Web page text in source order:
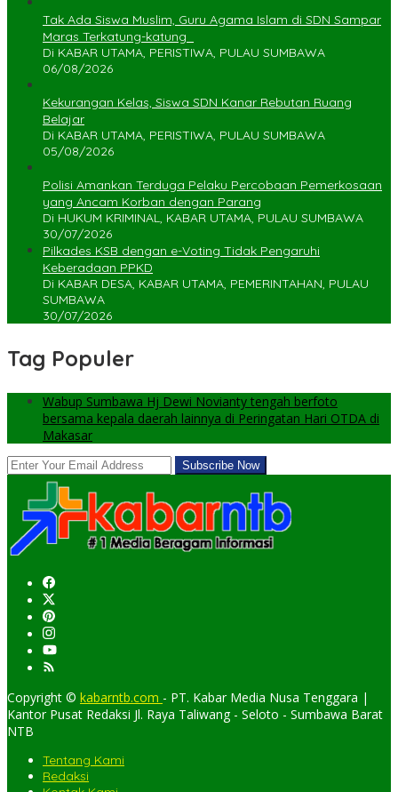
Tak Ada Siswa Muslim, Guru Agama Islam di SDN Sampar
Maras Terkatung-katung ‎
Di KABAR UTAMA, PERISTIWA, PULAU SUMBAWA
06/08/2026
Kekurangan Kelas, Siswa SDN Kanar Rebutan Ruang
Belajar
Di KABAR UTAMA, PERISTIWA, PULAU SUMBAWA
05/08/2026
Polisi Amankan Terduga Pelaku Percobaan Pemerkosaan
yang Ancam Korban dengan Parang
Di HUKUM KRIMINAL, KABAR UTAMA, PULAU SUMBAWA
30/07/2026
Pilkades KSB dengan e-Voting Tidak Pengaruhi
Keberadaan PPKD
Di KABAR DESA, KABAR UTAMA, PEMERINTAHAN, PULAU
SUMBAWA
30/07/2026
Tag Populer
Wabup Sumbawa Hj Dewi Novianty tengah berfoto
bersama kepala daerah lainnya di Peringatan Hari OTDA di
Makasar
Copyright © kabarntb.com - PT. Kabar Media Nusa Tenggara |
Kantor Pusat Redaksi Jl. Raya Taliwang - Seloto - Sumbawa Barat
NTB
Tentang Kami
Redaksi